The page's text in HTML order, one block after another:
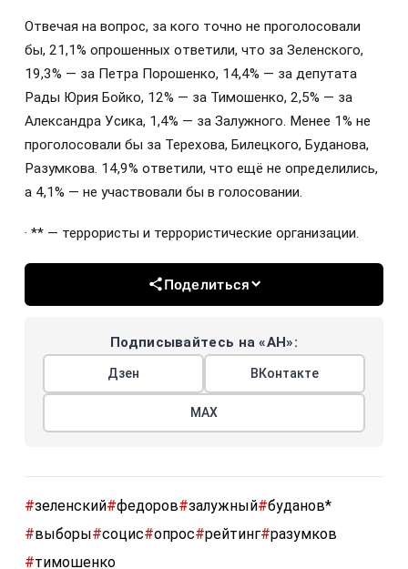
Отвечая на вопрос, за кого точно не проголосовали
бы, 21,1% опрошенных ответили, что за Зеленского,
19,3% — за Петра Порошенко, 14,4% — за депутата
Рады Юрия Бойко, 12% — за Тимошенко, 2,5% — за
Александра Усика, 1,4% — за Залужного. Менее 1% не
проголосовали бы за Терехова, Билецкого, Буданова,
Разумкова. 14,9% ответили, что ещё не определились,
а 4,1% — не участвовали бы в голосовании.
· ** — террористы и террористические организации.
Поделиться
Подписывайтесь на «АН»:
Дзен ВКонтакте
МАХ
#зеленский#федоров#залужный#буданов*
#выборы#социс#опрос#рейтинг#разумков
#тимошенко